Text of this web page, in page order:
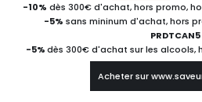
-10% dès 300€ d'achat, hors promo,
-5% sans mininum d'achat, hors
PRDTCAN5
-5%dès 300€ d'achat sur les alcools,
Acheter sur